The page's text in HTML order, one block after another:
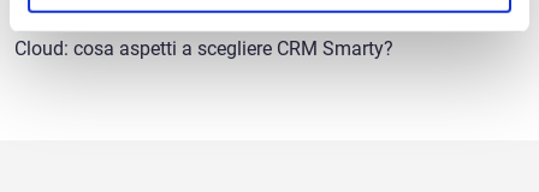
Flessibile e dinamico, accanto al tuo Business, nel tuo
Cloud: cosa aspetti a scegliere CRM Smarty?